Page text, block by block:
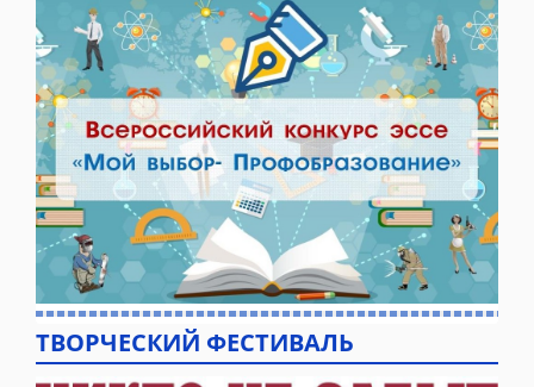
ТВОРЧЕСКИЙ ФЕСТИВАЛЬ